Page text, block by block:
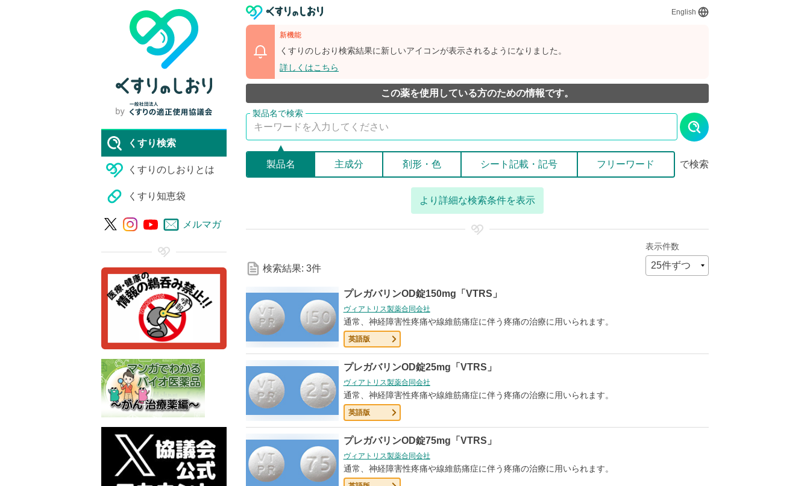
English
新機能
くすりのしおり検索結果に新しいアイコンが表示されるようになりました。
詳しくはこちら
この薬を使用している方のための情報です。
くすり検索
くすりのしおりとは
くすり知恵袋
メルマガ
製品名 主成分 剤形・色 シート記載・記号 フリーワード で検索
な
検
索
条
件
より詳細な検索条件を表示
検索結果: 3件
表示件数
プレガバリンOD錠150mg「VTRS」
ヴィアトリス製薬合同会社
通常、神経障害性疼痛や線維筋痛症に伴う疼痛の治療に用いられます。
英語版
プレガバリンOD錠25mg「VTRS」
ヴィアトリス製薬合同会社
通常、神経障害性疼痛や線維筋痛症に伴う疼痛の治療に用いられます。
英語版
プレガバリンOD錠75mg「VTRS」
ヴィアトリス製薬合同会社
通常、神経障害性疼痛や線維筋痛症に伴う疼痛の治療に用いられます。